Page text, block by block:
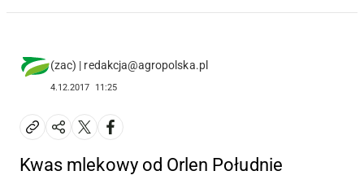
(zac) | redakcja@agropolska.pl
4.12.2017 11:25
Kwas mlekowy od Orlen Południe